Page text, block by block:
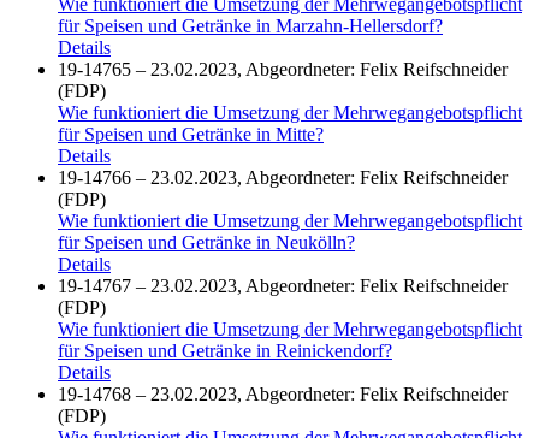
für Speisen und Getränke in Marzahn-Hellersdorf?
Details
19-14765 – 23.02.2023, Abgeordneter: Felix Reifschneider
(FDP)
Wie funktioniert die Umsetzung der Mehrwegangebotspflicht
für Speisen und Getränke in Mitte?
Details
19-14766 – 23.02.2023, Abgeordneter: Felix Reifschneider
(FDP)
Wie funktioniert die Umsetzung der Mehrwegangebotspflicht
für Speisen und Getränke in Neukölln?
Details
19-14767 – 23.02.2023, Abgeordneter: Felix Reifschneider
(FDP)
Wie funktioniert die Umsetzung der Mehrwegangebotspflicht
für Speisen und Getränke in Reinickendorf?
Details
19-14768 – 23.02.2023, Abgeordneter: Felix Reifschneider
(FDP)